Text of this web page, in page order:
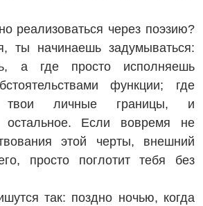
реализоваться через поэзию?
ты начинаешь задумываться:
а где просто исполняешь
функции; где
твои личные границы, и
остальное. Если вовремя не
этой черты, внешний
просто поглотит тебя без
так: поздно ночью, когда